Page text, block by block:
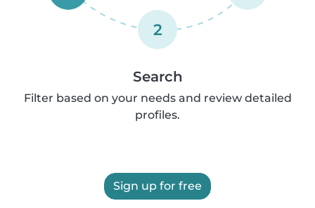
2
Search
Filter based on your needs and review detailed
profiles.
Sign up for free